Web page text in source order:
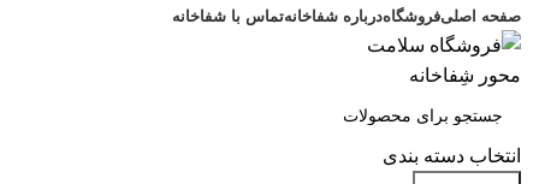
صفحه اصلیفروشگاهدرباره شفاخانهتماس با شفاخانه
انتخاب دسته بندی